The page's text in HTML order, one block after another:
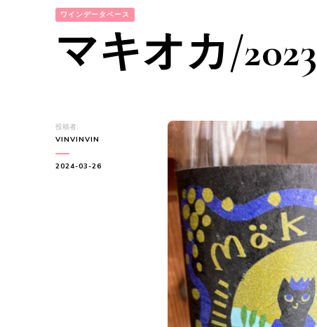
ワインデータベース
マキオカ/
投稿者:
VINVINVIN
2024-03-26